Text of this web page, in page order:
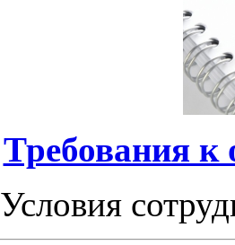
Требования к
Условия